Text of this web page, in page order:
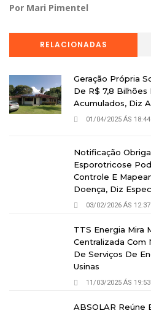
Por Mari Pimentel
RELACIONADAS
Geração Própria
De R$ 7,8
Acumulados, Diz
01/04/2025 ÁS 18:44
Notificação
Esporotricose
Controle E
Doença, Diz
03/02/2026 ÁS 12:37
TTS Energia Mira
Centralizada Com
De Serviços De
Usinas
11/03/2025 ÁS 19:53
ABSOLAR Reúne